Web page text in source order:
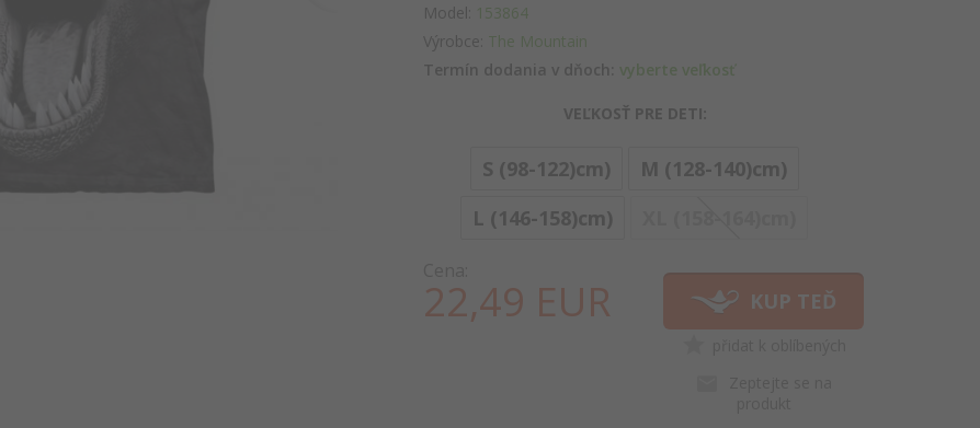
Model: 153864
Termín dodania v dňoch: vyberte veľkosť
Výrobce: The Mountain
VEĽKOSŤ PRE DETI:
S (98-122)cm)
M (128-140)cm)
L (146-158)cm)
22,49 EUR KUP TEĎ